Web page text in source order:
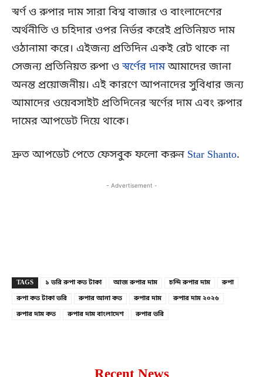
স্বর্ণ ও রুপার দাম সারা বিশ্ব বাজার ও বাংলাদেশের
অর্থনীতি ও চহিদার ওপর নির্ভর করেই প্রতিনিয়ত দাম
ওঠানামা করে। এইজন্য প্রতিদিন একই রেট থাকে না
সেজন্য প্রতিনিয়ত রুপা ওস্বর্ণের দামআমাদের জানা
অনন্ত প্রয়োজনীয়। এই কারণে আপনাদের সুবিধার জন্য
আমাদের ওয়েবসাইট প্রতিদিনের স্বর্ণের দাম এবং রুপার
দামের আপডেট দিয়ে থাকে।
দ্রুত আপডেট পেতে ফেসবুক ফলো করুন Star Shanto.
- Advertisement -
TAGS ১ ভরি রুপা কত টাকা আজ রুপার দাম চন্দি রুপার দাম
রুপা
রুপা কত টাকা ভরি
রুপার আনা কত রুপার দাম
রুপার দাম ২০২৬
রুপার দাম কত
রুপার দাম বাংলাদেশ রুপার ভরি
Recent News